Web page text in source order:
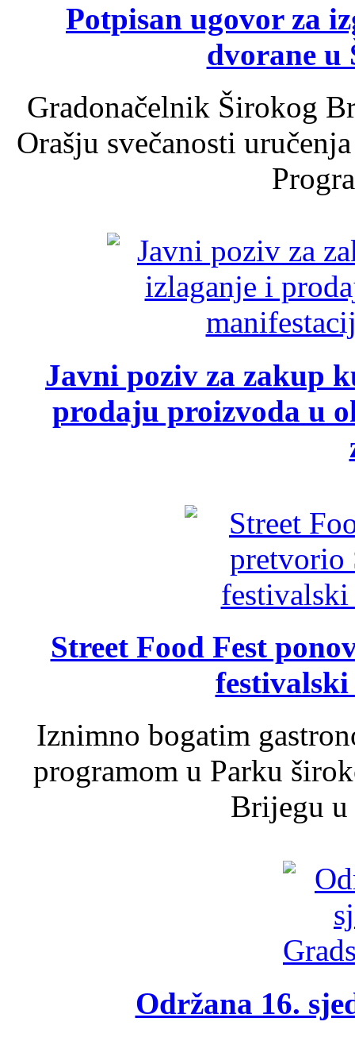
Potpisan ugovor za
dvorane u
Gradonačelnik Širokog
Orašju svečanosti
Javni poziv za zakup
prodaju proizvoda u
Street Food Fest
Iznimno bogatim
programom u Parku
Brijegu u
Održana 16.